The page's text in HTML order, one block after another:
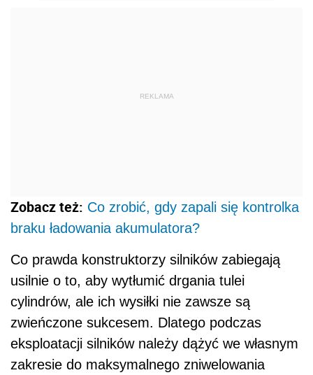
REKLAMA
Zobacz też: Co zrobić, gdy zapali się kontrolka
braku ładowania akumulatora?
Co prawda konstruktorzy silników zabiegają
usilnie o to, aby wytłumić drgania tulei
cylindrów, ale ich wysiłki nie zawsze są
zwieńczone sukcesem. Dlatego podczas
eksploatacji silników należy dążyć we własnym
zakresie do maksymalnego zniwelowania